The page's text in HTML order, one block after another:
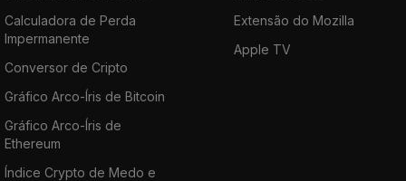
Calculadora de Perda
Impermanente
Conversor de Cripto
Gráfico Arco-Íris de Bitcoin
Gráfico Arco-Íris de
Ethereum
Índice Crypto de Medo e
Extensão do Mozilla
Apple TV